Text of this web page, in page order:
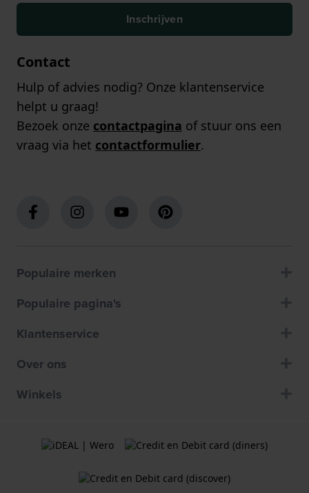
Inschrijven
Contact
Hulp of advies nodig? Onze klantenservice
helpt u graag!
Bezoek onze contactpagina of stuur ons een
vraag via het contactformulier.
Populaire merken
Populaire pagina's
Klantenservice
Over ons
Winkels